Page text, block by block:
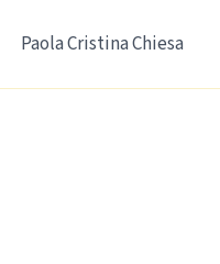
Paola Cristina Chiesa